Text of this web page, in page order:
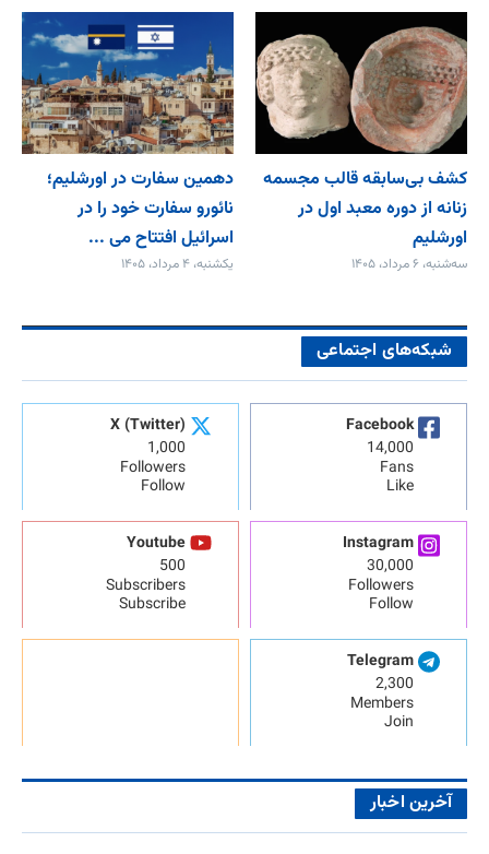
کشف بی‌سابقه قالب مجسمه
زنانه از دوره معبد اول در
اورشلیم
سه‌شنبه، ۶ مرداد، ۱۴۰۵
دهمین سفارت در اورشلیم؛
نائورو سفارت خود را در
اسرائیل افتتاح می‌ ...
یکشنبه، ۴ مرداد، ۱۴۰۵
شبکه‌های اجتماعی
Facebook
14,000
Fans
Like
X (Twitter)
1,000
Followers
Follow
Instagram
30,000
Followers
Follow
Youtube
500
Subscribers
Subscribe
Telegram
2,300
Members
Join
آخرین اخبار